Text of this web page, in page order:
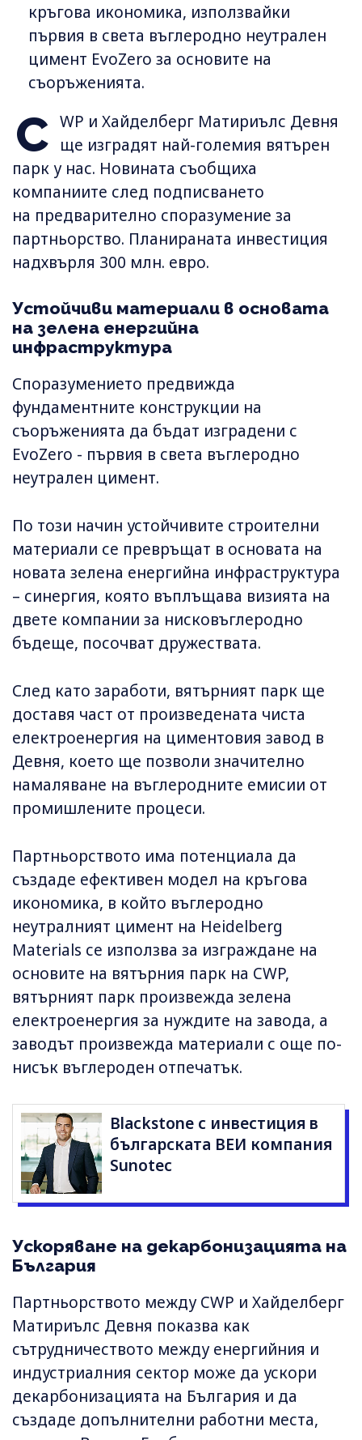
кръгова икономика, използвайки
първия в света въглеродно неутрален
цимент EvoZero за основите на
съоръженията.
C WP и Хайделберг Матириълс Девня
ще изградят най-големия вятърен
парк у нас. Новината съобщиха
компаниите след подписването
на предварително споразумение за
партньорство. Планираната инвестиция
надхвърля 300 млн. евро.
Устойчиви материали в основата
на зелена енергийна
инфраструктура
Споразумението предвижда
фундаментните конструкции на
съоръженията да бъдат изградени с
EvoZero - първия в света въглеродно
неутрален цимент.
По този начин устойчивите строителни
материали се превръщат в основата на
новата зелена енергийна инфраструктура
– ​​синергия, която въплъщава визията на
двете компании за нисковъглеродно
бъдеще, посочват дружествата.
След като заработи, вятърният парк ще
доставя част от произведената чиста
електроенергия на циментовия завод в
Девня, което ще позволи значително
намаляване на въглеродните емисии от
промишлените процеси.
Партньорството има потенциала да
създаде ефективен модел на кръгова
икономика, в който въглеродно
неутралният цимент на Heidelberg
Materials се използва за изграждане на
основите на вятърния парк на CWP,
вятърният парк произвежда зелена
електроенергия за нуждите на завода, а
заводът произвежда материали с още по-
нисък въглероден отпечатък.
Blackstone с инвестиция в
българската ВЕИ компания
Sunotec
Ускоряване на декарбонизацията на
България
Партньорството между CWP и Хайделберг
Матириълс Девня показва как
сътрудничеството между енергийния и
индустриалния сектор може да ускори
декарбонизацията на България и да
създаде допълнителни работни места,